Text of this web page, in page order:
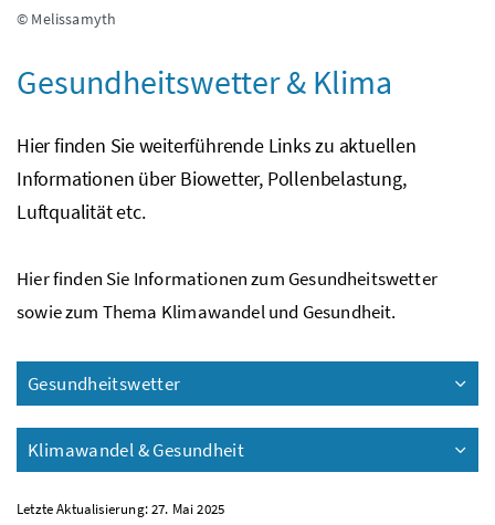
© Melissamyth
Gesundheitswetter & Klima
Hier finden Sie weiterführende Links zu aktuellen
Informationen über Biowetter, Pollenbelastung,
Luftqualität etc.
Hier finden Sie Informationen zum Gesundheitswetter
sowie zum Thema Klimawandel und Gesundheit.
Gesundheitswetter
Klimawandel & Gesundheit
Letzte Aktualisierung: 27. Mai 2025